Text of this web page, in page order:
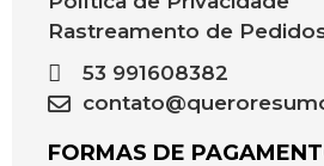
Rastreamento de
53 991608382
FORMAS DE